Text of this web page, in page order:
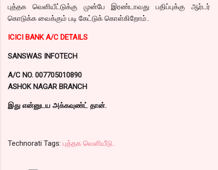
புத்தக வெளியீட்டுக்கு முன்பே இரண்டாவது பதிப்புக்கு ஆர்டர்
கொடுக்க வைக்கும் படி கேட்டுக் கொள்கிறோம்..
ICICI BANK A/C DETAILS
SANSWAS INFOTECH
A/C NO. 007705010890
ASHOK NAGAR BRANCH
இது என்னுடய அக்கவுண்ட் தான்.
Technorati Tags: புத்தக வெளியீடு..